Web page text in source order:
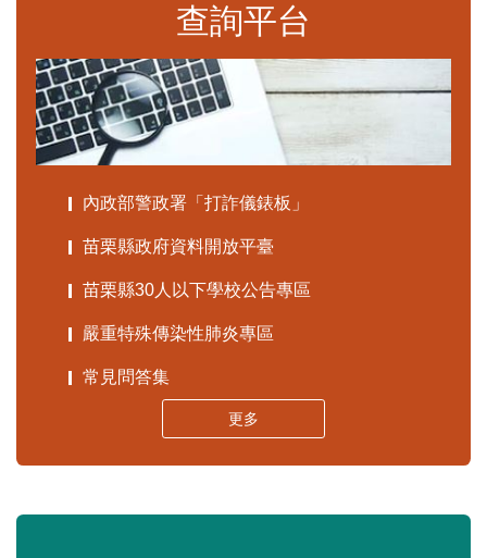
查詢平台
內政部警政署「打詐儀錶板」
苗栗縣政府資料開放平臺
苗栗縣30人以下學校公告專區
嚴重特殊傳染性肺炎專區
常見問答集
更多